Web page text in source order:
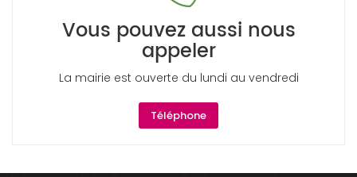
Vous pouvez aussi nous
appeler
La mairie est ouverte du lundi au vendredi
Téléphone